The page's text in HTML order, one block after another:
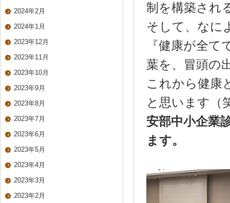
制を構築され
そして、なに
『健康が全
葉を、冒頭の
これから健康
と思います（
安部中小企業
ます。
2024年2月
2024年1月
2023年12月
2023年11月
2023年10月
2023年9月
2023年8月
2023年7月
2023年6月
2023年5月
2023年4月
2023年3月
2023年2月